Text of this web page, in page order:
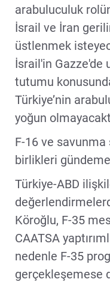
arabuluculuk
İsrail ve İran
üstlenmek
İsrail'in Gazze'de
tutumu
Türkiye’nin
yoğun
F-16 ve
birlikleri
Türkiye-ABD
Köroğlu, F-35
CAATSA
nedenle F-35
gerçekleşemese